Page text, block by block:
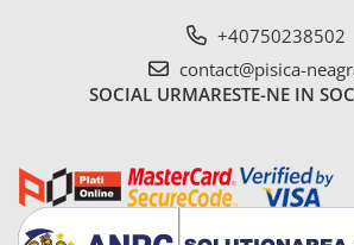
+40750238502
contact@pisica-
SOCIAL URMARESTE-NE IN